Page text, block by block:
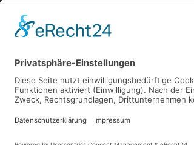
+49 89 5505 212 – 69
e